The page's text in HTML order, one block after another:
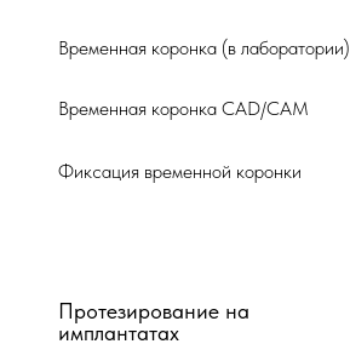
Фиксация временной коронки
Временная коронка CAD/CAM
Временная коронка (в лаборатории)
Протезирование на
имплантатах